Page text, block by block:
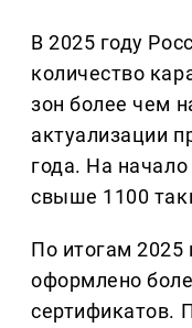
В 2025 году
количество
зон более чем
актуализации
года. На
свыше 1100
По итогам 2025
оформлено
сертификатов.